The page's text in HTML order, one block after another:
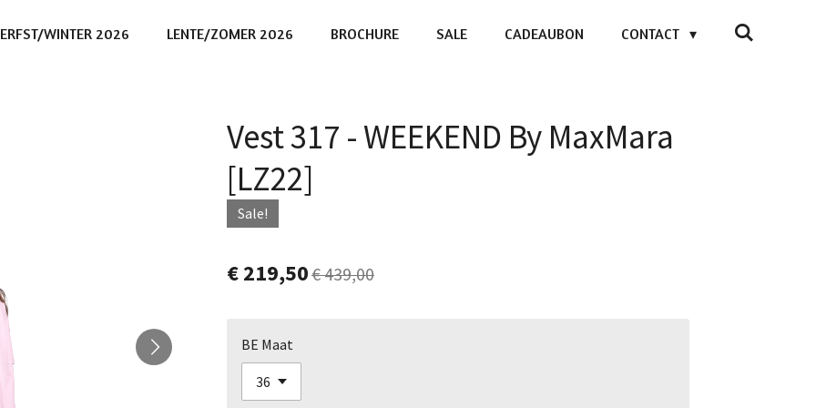
WINTER 2026 LENTE/ZOMER 2026 BROCHURE SALE CADEAUBON CONTACT
Vest 317 - WEEKEND By MaxMara
[LZ22]
Sale!
€ 219,50€ 439,00
BE Maat